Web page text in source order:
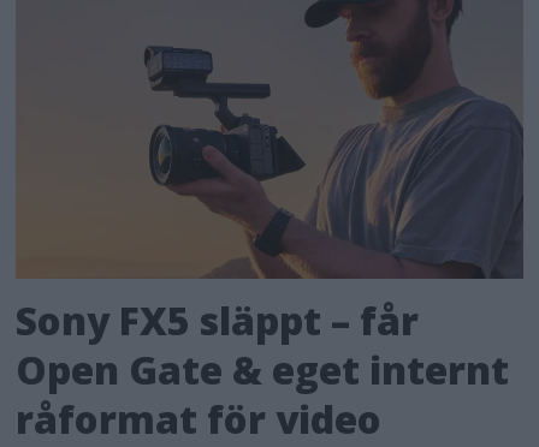
Sony FX5 släppt – får
Open Gate & eget internt
råformat för video